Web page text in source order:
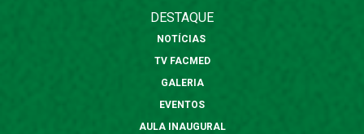
DESTAQUE
NOTÍCIAS
TV FACMED
GALERIA
EVENTOS
AULA INAUGURAL